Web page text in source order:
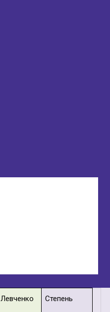
Левченко Степень